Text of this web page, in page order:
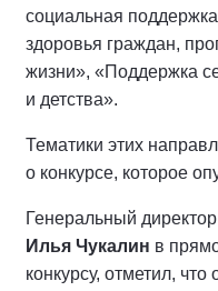
социальная
здоровья граждан,
жизни», «Поддержка
и детства».
Тематики этих
о конкурсе, которое
Генеральный
Илья Чукалин в
конкурсу, отметил,